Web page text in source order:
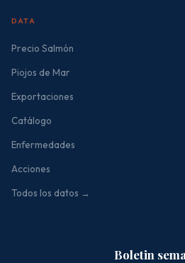
DATA
Precio Salmón
Piojos de Mar
Exportaciones
Catálogo
Enfermedades
Acciones
Todos los datos →
Boletin